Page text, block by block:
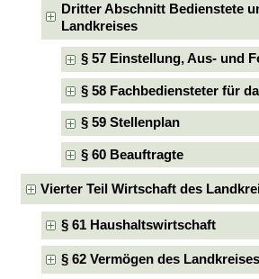
Dritter Abschnitt Bedienstete
Landkreises
§ 57 Einstellung, Aus- und
§ 58 Fachbediensteter für
§ 59 Stellenplan
§ 60 Beauftragte
Vierter Teil Wirtschaft des
§ 61 Haushaltswirtschaft
§ 62 Vermögen des Landkreises